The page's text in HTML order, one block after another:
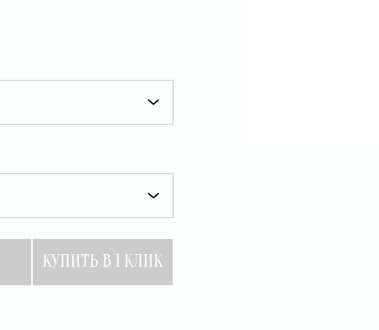
КУПИТЬ В 1 КЛИК